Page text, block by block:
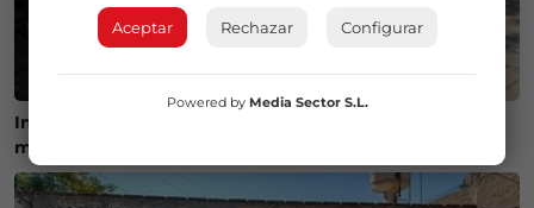
Inician las obras de acondicionamiento de dos
miradores en la Vía Vieja de Lezama
Aceptar Rechazar Configurar
Powered by Media Sector S.L.